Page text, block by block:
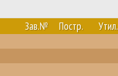
Зав.№ Постр. Утил.